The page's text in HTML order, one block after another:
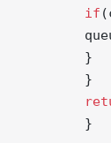
        if
        }
        }
        }